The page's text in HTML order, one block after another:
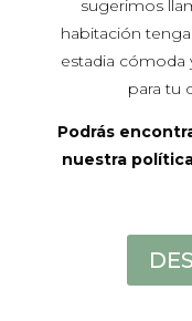
sugerimos
habitación
estadia cómoda
para tu
Podrás
nuestra